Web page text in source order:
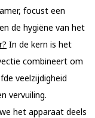
focust een
de hygiëne van het
In de kern is het
combineert om
veelzijdigheid
vervuiling.
het apparaat deels